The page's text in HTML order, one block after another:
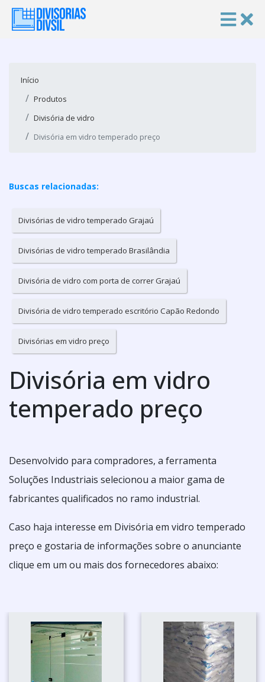
Início
Produtos
Divisória de vidro
Divisória em vidro temperado preço
Buscas relacionadas:
Divisórias de vidro temperado Grajaú
Divisórias de vidro temperado Brasilândia
Divisória de vidro com porta de correr Grajaú
Divisória de vidro temperado escritório Capão Redondo
Divisórias em vidro preço
Divisória em vidro
temperado preço
Desenvolvido para compradores, a ferramenta
Soluções Industriais selecionou a maior gama de
fabricantes qualificados no ramo industrial.
Caso haja interesse em Divisória em vidro temperado
preço e gostaria de informações sobre o anunciante
clique em um ou mais dos fornecedores abaixo: